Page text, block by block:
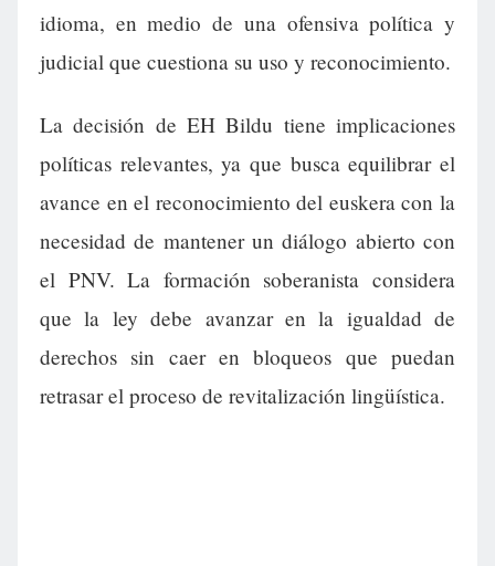
idioma, en medio de una ofensiva política y
judicial que cuestiona su uso y reconocimiento.
La decisión de EH Bildu tiene implicaciones
políticas relevantes, ya que busca equilibrar el
avance en el reconocimiento del euskera con la
necesidad de mantener un diálogo abierto con
el PNV. La formación soberanista considera
que la ley debe avanzar en la igualdad de
derechos sin caer en bloqueos que puedan
retrasar el proceso de revitalización lingüística.